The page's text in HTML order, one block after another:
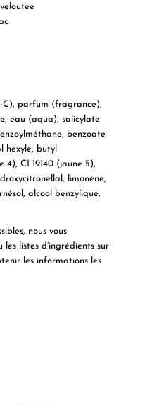
C), parfum (fragrance),
eau (aqua), salicylate
benzoate
hexyle, butyl
4), CI 19140 (jaune 5),
limonène,
alcool benzylique,
nous vous
listes d’ingrédients sur
les informations les